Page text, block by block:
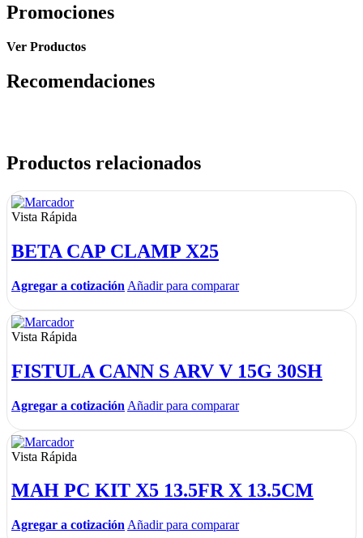
Promociones
Ver Productos
Recomendaciones
Productos relacionados
Vista Rápida
BETA CAP CLAMP X25
Agregar a cotización Añadir para comparar
Vista Rápida
FISTULA CANN S ARV V 15G 30SH
Agregar a cotización Añadir para comparar
Vista Rápida
MAH PC KIT X5 13.5FR X 13.5CM
Agregar a cotización Añadir para comparar